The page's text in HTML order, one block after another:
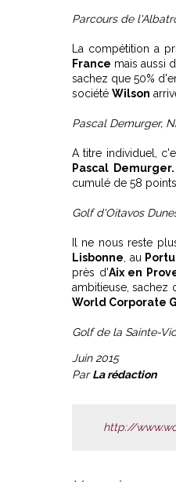
Parcours de
La compétition a
France mais aussi
sachez que 50%
société Wilson
Pascal Demurger,
A titre individuel,
Pascal Demurger.
cumulé de 58
Golf d'Oitavos
Il ne nous reste
Lisbonne , au
près d'Aix en
ambitieuse, sachez
World Corporate
Golf de la Sainte-
Juin 2015
ParLa rédaction
http://